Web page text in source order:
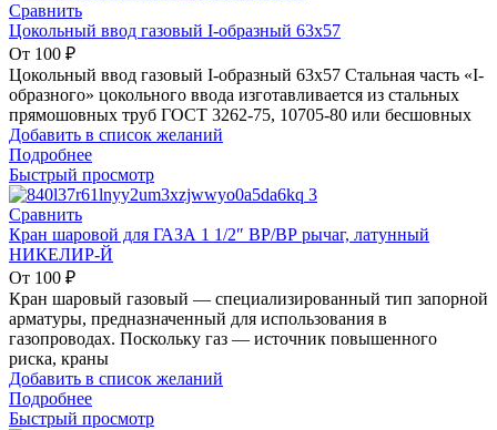
Сравнить
Цокольный ввод газовый I-образный 63х57
От 100 ₽
Цокольный ввод газовый I-образный 63х57 Стальная часть «I-
образного» цокольного ввода изготавливается из стальных
прямошовных труб ГОСТ 3262-75, 10705-80 или бесшовных
Добавить в список желаний
Подробнее
Быстрый просмотр
Сравнить
Кран шаровой для ГАЗА 1 1/2″ ВР/ВР рычаг, латунный
НИКЕЛИР-Й
От 100 ₽
Кран шаровый газовый — специализированный тип запорной
арматуры, предназначенный для использования в
газопроводах. Поскольку газ — источник повышенного
риска, краны
Добавить в список желаний
Подробнее
Быстрый просмотр